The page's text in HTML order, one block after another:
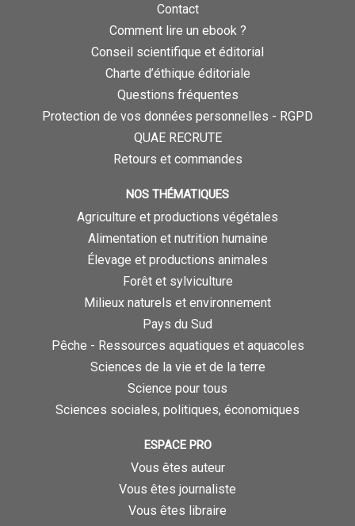
Contact
Comment lire un ebook ?
Conseil scientifique et éditorial
Charte d’éthique éditoriale
Questions fréquentes
Protection de vos données personnelles - RGPD
QUAE RECRUTE
Retours et commandes
NOS THÉMATIQUES
Agriculture et productions végétales
Alimentation et nutrition humaine
Élevage et productions animales
Forêt et sylviculture
Milieux naturels et environnement
Pays du Sud
Pêche - Ressources aquatiques et aquacoles
Sciences de la vie et de la terre
Science pour tous
Sciences sociales, politiques, économiques
ESPACE PRO
Vous êtes auteur
Vous êtes journaliste
Vous êtes libraire